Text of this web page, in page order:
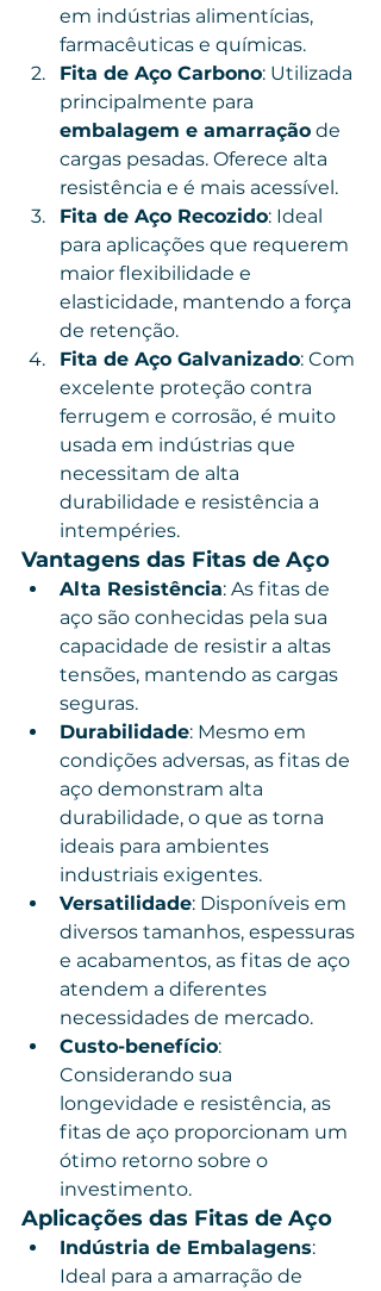
em indústrias alimentícias,
farmacêuticas e químicas.
Fita de Aço Carbono: Utilizada
principalmente para
embalagem e amarração de
cargas pesadas. Oferece alta
resistência e é mais acessível.
Fita de Aço Recozido: Ideal
para aplicações que requerem
maior flexibilidade e
elasticidade, mantendo a força
de retenção.
Fita de Aço Galvanizado: Com
excelente proteção contra
ferrugem e corrosão, é muito
usada em indústrias que
necessitam de alta
durabilidade e resistência a
intempéries.
Vantagens das Fitas de Aço
Alta Resistência: As fitas de
aço são conhecidas pela sua
capacidade de resistir a altas
tensões, mantendo as cargas
seguras.
Durabilidade: Mesmo em
condições adversas, as fitas de
aço demonstram alta
durabilidade, o que as torna
ideais para ambientes
industriais exigentes.
Versatilidade: Disponíveis em
diversos tamanhos, espessuras
e acabamentos, as fitas de aço
atendem a diferentes
necessidades de mercado.
Custo-benefício:
Considerando sua
longevidade e resistência, as
fitas de aço proporcionam um
ótimo retorno sobre o
investimento.
Aplicações das Fitas de Aço
Indústria de Embalagens:
Ideal para a amarração de